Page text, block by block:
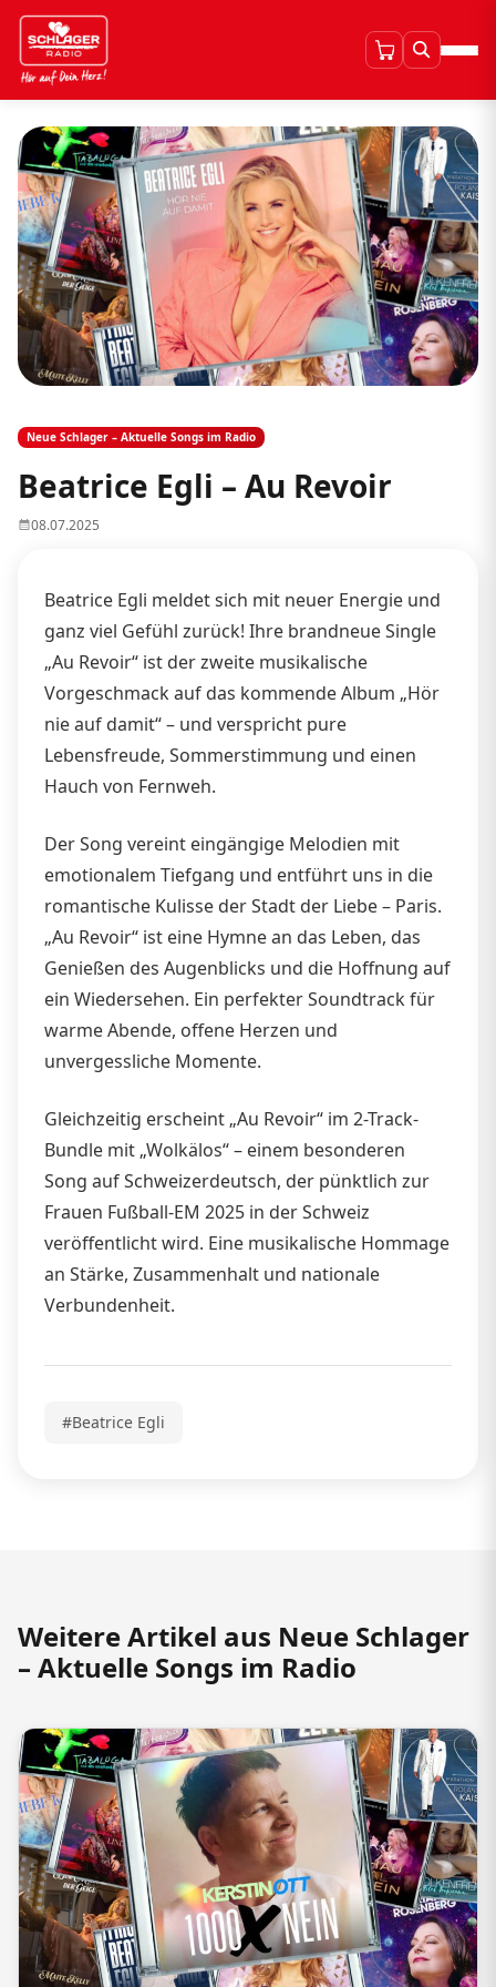
Neue Schlager – Aktuelle Songs im Radio
Beatrice Egli – Au Revoir
08.07.2025
Beatrice Egli meldet sich mit neuer Energie und
ganz viel Gefühl zurück! Ihre brandneue Single
„Au Revoir“ ist der zweite musikalische
Vorgeschmack auf das kommende Album „Hör
nie auf damit“ – und verspricht pure
Lebensfreude, Sommerstimmung und einen
Hauch von Fernweh.
Der Song vereint eingängige Melodien mit
emotionalem Tiefgang und entführt uns in die
romantische Kulisse der Stadt der Liebe – Paris.
„Au Revoir“ ist eine Hymne an das Leben, das
Genießen des Augenblicks und die Hoffnung auf
ein Wiedersehen. Ein perfekter Soundtrack für
warme Abende, offene Herzen und
unvergessliche Momente.
Gleichzeitig erscheint „Au Revoir“ im 2-Track-
Bundle mit „Wolkälos“ – einem besonderen
Song auf Schweizerdeutsch, der pünktlich zur
Frauen Fußball-EM 2025 in der Schweiz
veröffentlicht wird. Eine musikalische Hommage
an Stärke, Zusammenhalt und nationale
Verbundenheit.
#Beatrice Egli
Weitere Artikel aus Neue Schlager
– Aktuelle Songs im Radio